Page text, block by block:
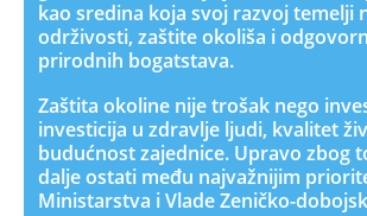
kao sredina koja svoj razvoj temelji
održivosti, zaštite okoliša i
prirodnih bogatstava.
Zaštita okoline nije trošak nego
investicija u zdravlje ljudi, kvalitet
budućnost zajednice. Upravo zbog
dalje ostati među najvažnijim
Ministarstva i Vlade Zeničko-